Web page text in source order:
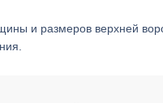
и размеров верхней